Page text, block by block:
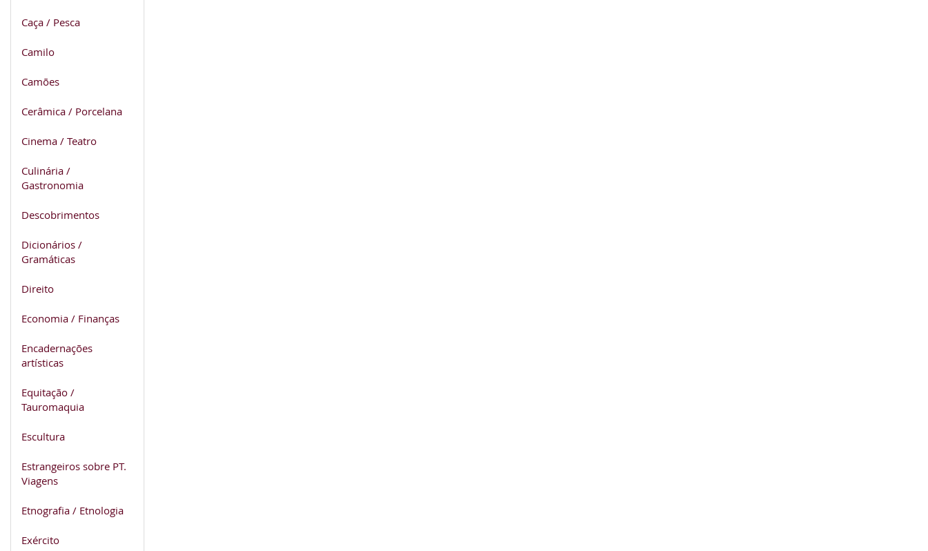
Caça / Pesca
Camilo
Camões
Cerâmica / Porcelana
Cinema / Teatro
Culinária /
Gastronomia
Descobrimentos
Dicionários /
Gramáticas
Direito
Economia / Finanças
Encadernações
artísticas
Equitação /
Tauromaquia
Escultura
Estrangeiros sobre PT.
Viagens
Etnografia / Etnologia
Exército